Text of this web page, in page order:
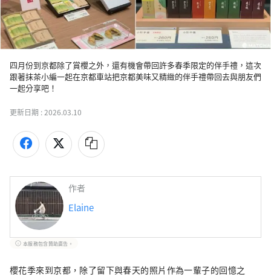
四月份到京都除了賞櫻之外，還有機會帶回許多春季限定的伴手禮，這次
跟著抹茶小編一起在京都車站把京都美味又精緻的伴手禮帶回去與朋友們
一起分享吧！
更新日期 :2026.03.10
作者
Elaine
本服務包含贊助廣告。
櫻花季來到京都，除了留下與春天的照片作為一輩子的回憶之